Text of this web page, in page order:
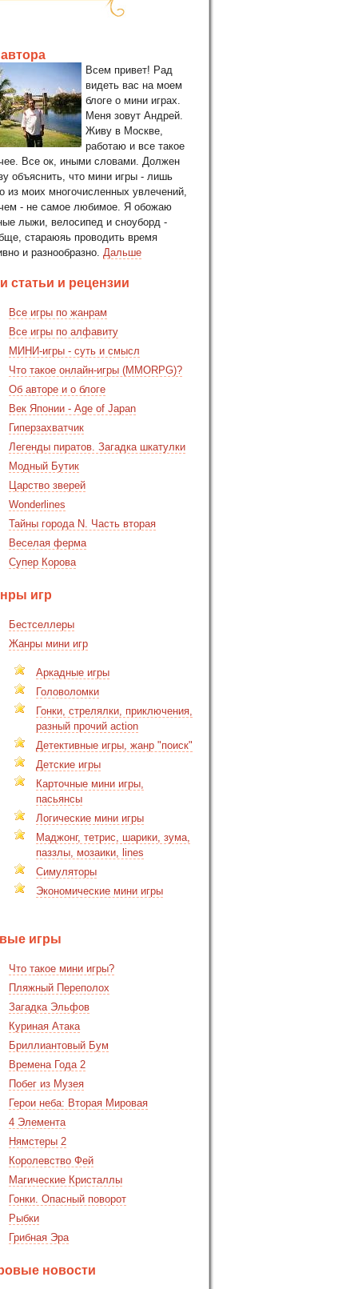
Всем привет! Рад
видеть вас на моем
блоге о мини играх.
Меня зовут Андрей.
Живу в Москве,
работаю и все такое
Все ок, иными словами. Должен
объяснить, что мини игры - лишь
из моих многочисленных увлечений,
- не самое любимое. Я обожаю
лыжи, велосипед и сноуборд -
стараюяь проводить время
и разнообразно. Дальше
статьи и рецензии
Все игры по жанрам
Все игры по алфавиту
МИНИ-игры - суть и смысл
Что такое онлайн-игры (MMORPG)?
Об авторе и о блоге
Век Японии - Age of Japan
Гиперзахватчик
Легенды пиратов. Загадка шкатулки
Модный Бутик
Царство зверей
Wonderlines
Тайны города N. Часть вторая
Веселая ферма
Супер Корова
игр
Бестселлеры
Жанры мини игр
Аркадные игры
Головоломки
Гонки, стрелялки, приключения,
разный прочий action
Детективные игры, жанр "поиск"
Детские игры
Карточные мини игры,
пасьянсы
Логические мини игры
Маджонг, тетрис, шарики, зума,
паззлы, мозаики, lines
Симуляторы
Экономические мини игры
игры
Что такое мини игры?
Пляжный Переполох
Загадка Эльфов
Куриная Атака
Бриллиантовый Бум
Времена Года 2
Побег из Музея
Герои неба: Вторая Мировая
4 Элемента
Нямстеры 2
Королевство Фей
Магические Кристаллы
Гонки. Опасный поворот
Рыбки
Грибная Эра
новости